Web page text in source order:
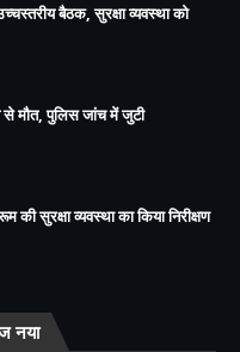
बैठक, सुरक्षा व्यवस्था को
से मौत, पुलिस जांच में जुटी
की सुरक्षा व्यवस्था का किया निरीक्षण
नया